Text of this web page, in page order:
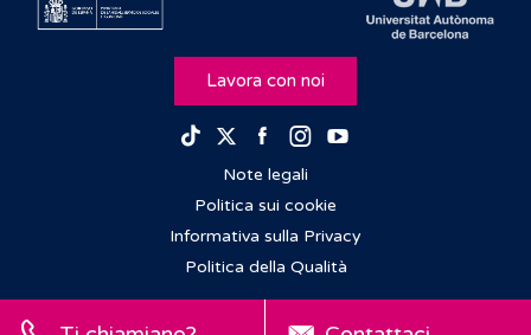
Lavora con noi
TikTokTwitterFacebook
Instagram
Note legali
Politica sui cookie
Informativa sulla Privacy
Politica della Qualità